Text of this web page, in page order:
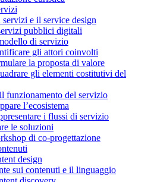
servizi e il service design
pubblici digitali
di servizio
gli attori coinvolti
la proposta di valore
gli elementi costitutivi del
funzionamento del servizio
l’ecosistema
i flussi di servizio
le soluzioni
di co-progettazione
design
sui contenuti e il linguaggio